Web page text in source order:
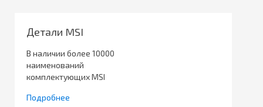
Детали MSI
В наличии более 10000
наименований
комплектующих MSI
Подробнее